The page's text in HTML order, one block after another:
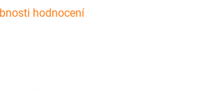
hodnocení